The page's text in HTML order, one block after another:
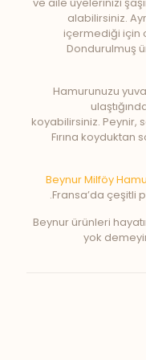
ve aile üyelerinizi
alabilirsiniz.
içermediği için
Dondurulmuş
Hamurunuzu
koyabilirsiniz. Peynir,
Fırına koyduktan
Beynur Milföy
Fransa’da çeşitli
Beynur ürünleri
yok